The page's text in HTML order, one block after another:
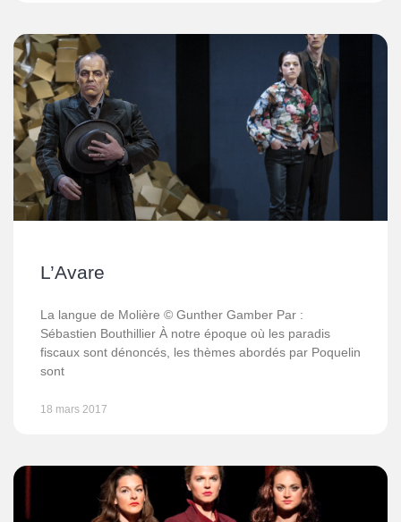
L’Avare
La langue de Molière © Gunther Gamber Par :
Sébastien Bouthillier À notre époque où les paradis
fiscaux sont dénoncés, les thèmes abordés par Poquelin
sont
18 mars 2017